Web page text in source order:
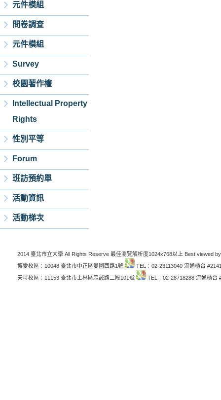
元件模組
問卷調查
元件模組
Survey
校園著作權
Intellectual Property
Rights
性別平等
Forum
班訪預約單
活動資訊
活動梯次
2014 臺北市立大學 All Rights Reserve 最佳瀏覽解析度1024x768以上 Best viewed
博愛校區：10048 臺北市中正區愛國西路1號
TEL：02-23113040 流通櫃台
天母校區：11153 臺北市士林區忠誠路二段101號
TEL：02-28718288 流通櫃台